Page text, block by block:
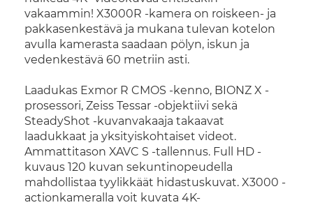
vakaammin! X3000R -kamera on roiskeen- ja
pakkasenkestävä ja mukana tulevan kotelon
avulla kamerasta saadaan pölyn, iskun ja
vedenkestävä 60 metriin asti.
Laadukas Exmor R CMOS -kenno, BIONZ X -
prosessori, Zeiss Tessar -objektiivi sekä
SteadyShot -kuvanvakaaja takaavat
laadukkaat ja yksityiskohtaiset videot.
Ammattitason XAVC S -tallennus. Full HD -
kuvaus 120 kuvan sekuntinopeudella
mahdollistaa tyylikkäät hidastuskuvat. X3000 -
actionkameralla voit kuvata 4K-